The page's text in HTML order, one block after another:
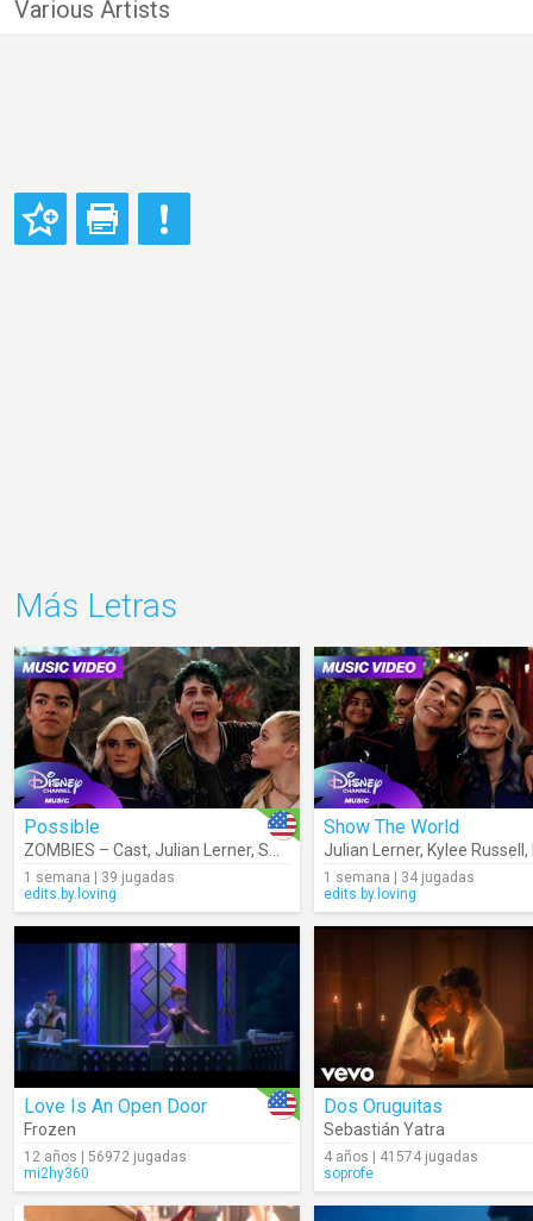
Various Artists
Más Letras
Possible
ZOMBIES – Cast, Julian Lerner, Swayam Bhatia ,Kylee Russell,
1 semana | 39 jugadas
edits.by.loving
Show The World
Julian Lerner, Kylee Russell ,
1 semana | 34 jugadas
edits.by.loving
Love Is An Open Door
Frozen
12 años | 56972 jugadas
mi2hy360
Dos Oruguitas
Sebastián Yatra
4 años | 41574 jugadas
soprofe